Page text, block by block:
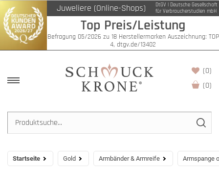
Juweliere (Online-Shops)
DtGV | Deutsche Gesellschaft
für Verbraucherstudien mbH
Top Preis/Leistung
Befragung 05/2026 zu 18 Herstellermarken Auszeichnung: TOP
4, dtgv.de/13402
(0)
(0)
Startseite Gold Armbänder & Armreife Armspange